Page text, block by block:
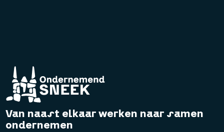
Van naast elkaar werken naar samen
ondernemen